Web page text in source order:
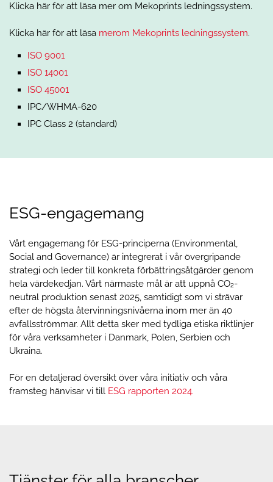
Klicka här för att läsa mer om Mekoprints ledningssystem.
Klicka här för att läsa merom Mekoprints ledningssystem.
ISO 9001
ISO 14001
ISO 45001
IPC/WHMA-620
IPC Class 2 (standard)
ESG-engagemang
Vårt engagemang för ESG-principerna (Environmental,
Social and Governance) är integrerat i vår övergripande
strategi och leder till konkreta förbättringsåtgärder genom
hela värdekedjan. Vårt närmaste mål är att uppnå CO₂-
neutral produktion senast 2025, samtidigt som vi strävar
efter de högsta återvinningsnivåerna inom mer än 40
avfallsströmmar. Allt detta sker med tydliga etiska riktlinjer
för våra verksamheter i Danmark, Polen, Serbien och
Ukraina.
För en detaljerad översikt över våra initiativ och våra
framsteg hänvisar vi till ESG rapporten 2024.